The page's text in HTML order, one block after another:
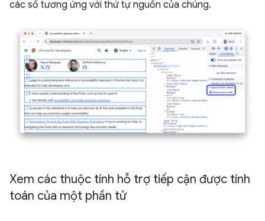
các số tương ứng với thứ tự nguồn của chúng.
Xem các thuộc tính hỗ trợ tiếp cận được tính
toán của một phần tử